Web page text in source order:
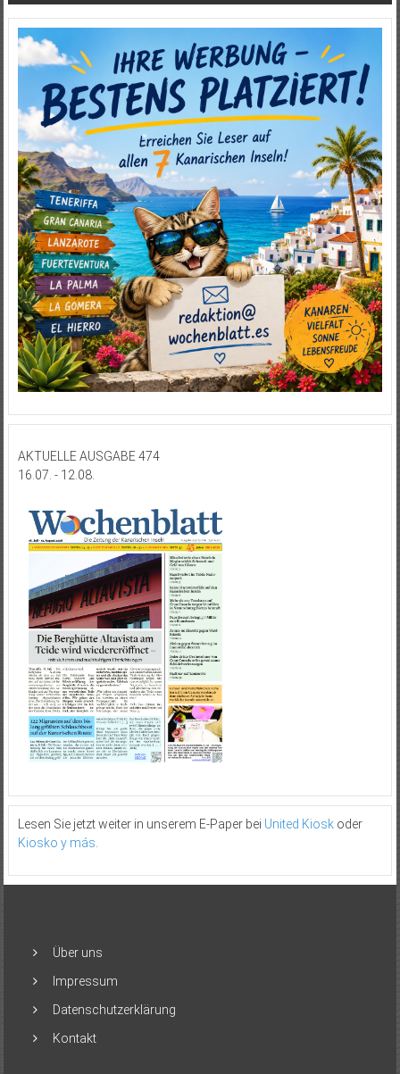
AKTUELLE AUSGABE 474
16.07. - 12.08.
Lesen Sie jetzt weiter in unserem E-Paper bei United Kioskoder
Kiosko y más
Über uns
Impressum
Datenschutzerklärung
Kontakt